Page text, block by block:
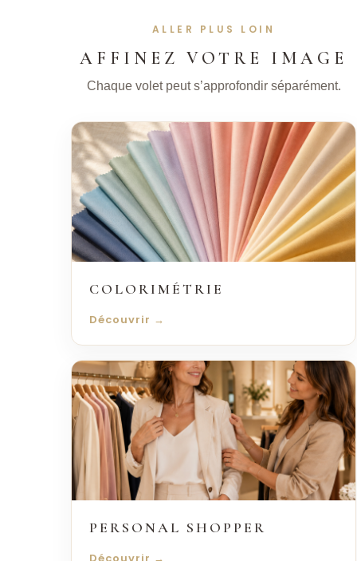
ALLER PLUS LOIN
AFFINEZ VOTRE IMAGE
Chaque volet peut s’approfondir séparément.
COLORIMÉTRIE
Découvrir →
PERSONAL SHOPPER